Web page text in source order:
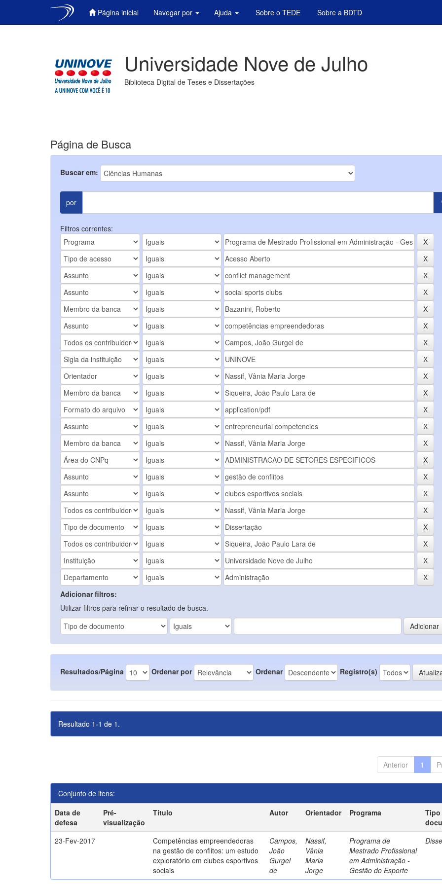
Página inicial Navegar por Ajuda Sobre o TEDE Sobre a BDTD
Universidade Nove de Julho
Biblioteca Digital de Teses e Dissertações
Página de Busca
Buscar em:
por
Filtros correntes:
Adicionar filtros:
Utilizar filtros para refinar o resultado de busca.
Resultados/Página Ordenar por Ordenar Registro(s)
Resultado 1-1 de 1.
Anterior 1
Conjunto de itens:
Data de
defesa
Pré-
visualização
Título Autor Orientador Programa
Tipo
23-Fev-2017
Competências empreendedoras
na gestão de conflitos: um estudo
exploratório em clubes esportivos
sociais
Campos,
João
Gurgel
de
Nassif,
Vânia
Maria
Jorge
Programa de
Mestrado Profissional
em Administração -
Gestão do Esporte